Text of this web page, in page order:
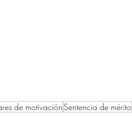
de motivaciónSentencia de mérito